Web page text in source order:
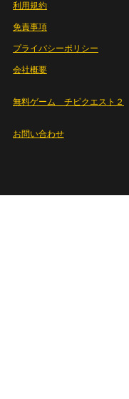
利用規約
免責事項
プライバシーポリシー
会社概要
無料ゲーム チビクエスト２
お問い合わせ